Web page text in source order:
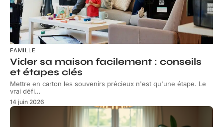
FAMILLE
Vider sa maison facilement : conseils
et étapes clés
Mettre en carton les souvenirs précieux n'est qu'une étape. Le
vrai défi…
14 juin 2026